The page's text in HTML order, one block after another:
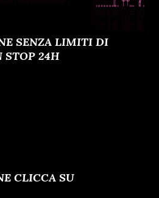
SENZA LIMITI DI
STOP 24H
CLICCA SU